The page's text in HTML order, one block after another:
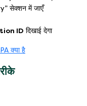
सेक्शन में जाएँ
ID दिखाई देगा
क्या है